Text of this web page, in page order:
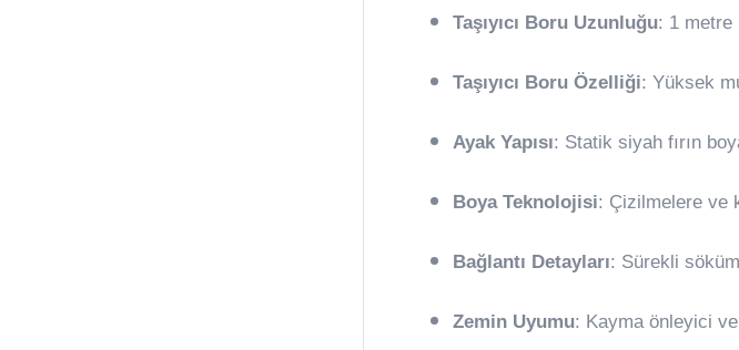
Taşıyıcı Boru Uzunluğu: 1 metre
Taşıyıcı Boru Özelliği: Yüksek
Ayak Yapısı: Statik siyah fırın
Boya Teknolojisi: Çizilmelere ve
Bağlantı Detayları: Sürekli
Zemin Uyumu: Kayma önleyici